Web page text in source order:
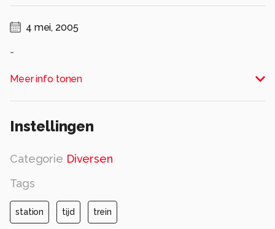
4 mei, 2005
-
Alle rechten voorbehouden
Meer info tonen
Instellingen
Categorie Diversen
Tags
station tijd trein